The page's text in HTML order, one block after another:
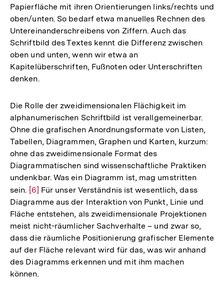
Papierfläche mit ihren Orientierungen links/rechts und
oben/unten. So bedarf etwa manuelles Rechnen des
Untereinanderschreibens von Ziffern. Auch das
Schriftbild des Textes kennt die Differenz zwischen
oben und unten, wenn wir etwa an
Kapitelüberschriften, Fußnoten oder Unterschriften
denken.
Die Rolle der zweidimensionalen Flächigkeit im
alphanumerischen Schriftbild ist verallgemeinerbar.
Ohne die grafischen Anordnungsformate von Listen,
Tabellen, Diagrammen, Graphen und Karten, kurzum:
ohne das zweidimensionale Format des
Diagrammatischen sind wissenschaftliche Praktiken
undenkbar. Was ein Diagramm ist, mag umstritten
sein. Zur
Auflösung
der
Fußnote
[6] Für unser Verständnis ist wesentlich, dass
Diagramme aus der Interaktion von Punkt, Linie und
Fläche entstehen, als zweidimensionale Projektionen
meist nicht-räumlicher Sachverhalte – und zwar so,
dass die räumliche Positionierung grafischer Elemente
auf der Fläche relevant wird für das, was wir anhand
des Diagramms erkennen und mit ihm machen
können.